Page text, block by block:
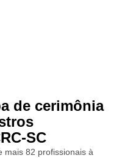
de cerimônia
SC
mais 82 profissionais à